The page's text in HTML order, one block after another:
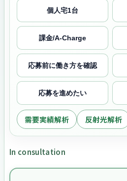
個人宅1台
課金/A-Charge
応募前に働き方を確認
応募を進めたい
需要実績解析 反射光解析
In consultation